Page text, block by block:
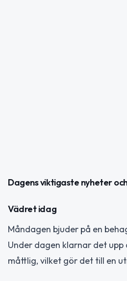
Dagens viktigaste nyheter
Vädret idag
Måndagen bjuder på en
Under dagen klarnar det upp
måttlig, vilket gör det till en